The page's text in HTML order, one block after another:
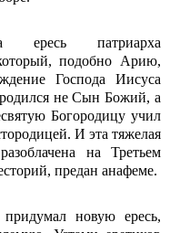
патриарха
подобно Арию,
Господа Иисуса
не Сын Божий, а
Богородицу учил
И эта тяжелая
на Третьем
предан анафеме.
новую ересь,